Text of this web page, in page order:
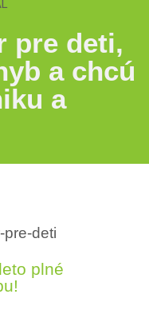
pre deti,
a chcú
a
plné